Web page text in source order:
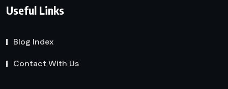
Useful Links
Blog Index
Contact With Us